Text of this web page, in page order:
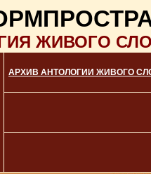
ЖИВОГО
АРХИВ АНТОЛОГИИ ЖИВОГО